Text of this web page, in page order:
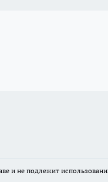
и не подлежит